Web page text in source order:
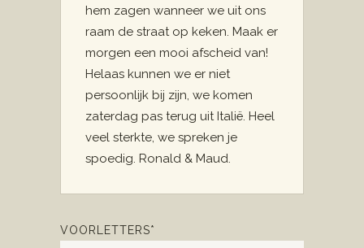
hem zagen wanneer we uit ons
raam de straat op keken. Maak er
morgen een mooi afscheid van!
Helaas kunnen we er niet
persoonlijk bij zijn, we komen
zaterdag pas terug uit Italië. Heel
veel sterkte, we spreken je
spoedig. Ronald & Maud.
VOORLETTERS*